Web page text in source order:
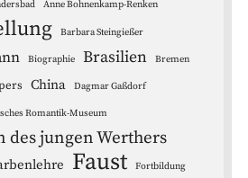
Anne Bohnenkamp-Renken
Barbara Steingießer
Biographie Brasilien Bremen
China Dagmar Gaßdorf
Romantik-Museum
des jungen Werthers
Faust Fortbildung